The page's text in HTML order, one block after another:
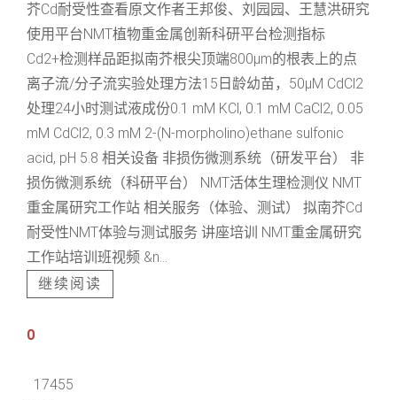
芥Cd耐受性查看原文作者王邦俊、刘园园、王慧洪研究
使用平台NMT植物重金属创新科研平台检测指标
Cd2+检测样品距拟南芥根尖顶端800μm的根表上的点
离子流/分子流实验处理方法15日龄幼苗，50μM CdCl2
处理24小时测试液成份0.1 mM KCl, 0.1 mM CaCl2, 0.05
mM CdCl2, 0.3 mM 2-(N-morpholino)ethane sulfonic
acid, pH 5.8 相关设备 非损伤微测系统（研发平台） 非
损伤微测系统（科研平台） NMT活体生理检测仪 NMT
重金属研究工作站 相关服务（体验、测试） 拟南芥Cd
耐受性NMT体验与测试服务 讲座培训 NMT重金属研究
工作站培训班视频 &n...
继续阅读
0
17455